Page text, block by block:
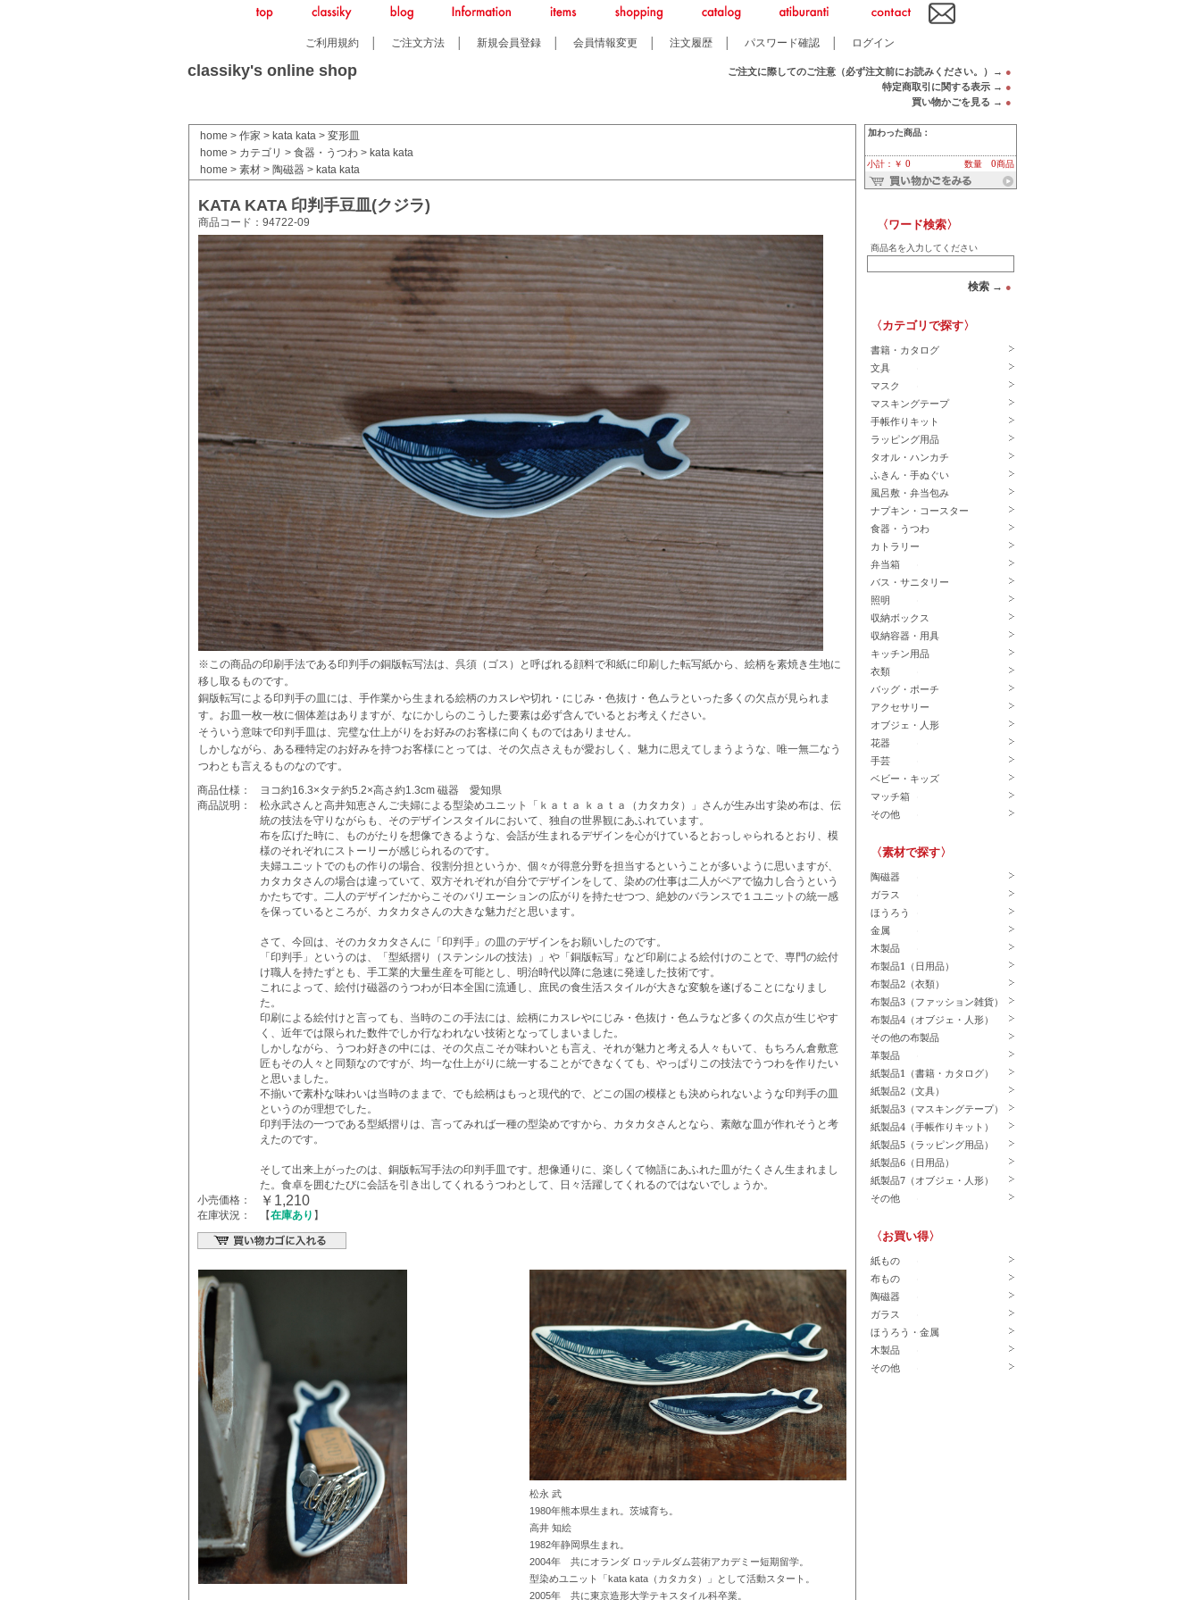
ご利用規約 ご注文方法 新規会員登録 会員情報変更 注文履歴 パスワード確認 ログイン
classiky's online shop ご注文に際してのご注意（必ず注文前にお読みください。）→ ●
特定商取引に関する表示 → ●
買い物かごを見る → ●
home > 作家 > kata kata> 変形皿
home > カテゴリ > 食器・うつわ> kata kata
home > 素材> 陶磁器> kata kata
KATA KATA 印判手豆皿(クジラ)
商品コード：94722-09
※この商品の印刷手法である印判手の銅版転写法は、呉須（ゴス）と呼ばれる顔料で和紙に印刷した転写紙から、絵柄を素焼き生地に
移し取るものです。
銅版転写による印判手の皿には、手作業から生まれる絵柄のカスレや切れ・にじみ・色抜け・色ムラといった多くの欠点が見られま
す。お皿一枚一枚に個体差はありますが、なにかしらのこうした要素は必ず含んでいるとお考えください。
そういう意味で印判手皿は、完璧な仕上がりをお好みのお客様に向くものではありません。
しかしながら、ある種特定のお好みを持つお客様にとっては、その欠点さえもが愛おしく、魅力に思えてしまうような、唯一無二なう
つわとも言えるものなのです。
商品仕様：
ヨコ約16.3×タテ約5.2×高さ約1.3cm 磁器 愛知県
商品説明：
松永武さんと高井知恵さんご夫婦による型染めユニット「ｋａｔａ ｋａｔａ（カタカタ）」さんが生み出す染め布は、伝
統の技法を守りながらも、そのデザインスタイルにおいて、独自の世界観にあふれています。
布を広げた時に、ものがたりを想像できるような、会話が生まれるデザインを心がけているとおっしゃられるとおり、模
様のそれぞれにストーリーが感じられるのです。
夫婦ユニットでのもの作りの場合、役割分担というか、個々が得意分野を担当するということが多いように思いますが、
カタカタさんの場合は違っていて、双方それぞれが自分でデザインをして、染めの仕事は二人がペアで協力し合うという
かたちです。二人のデザインだからこそのバリエーションの広がりを持たせつつ、絶妙のバランスで１ユニットの統一感
を保っているところが、カタカタさんの大きな魅力だと思います。
さて、今回は、そのカタカタさんに「印判手」の皿のデザインをお願いしたのです。
「印判手」というのは、「型紙摺り（ステンシルの技法）」や「銅版転写」など印刷による絵付けのことで、専門の絵付
け職人を持たずとも、手工業的大量生産を可能とし、明治時代以降に急速に発達した技術です。
これによって、絵付け磁器のうつわが日本全国に流通し、庶民の食生活スタイルが大きな変貌を遂げることになりまし
た。
印刷による絵付けと言っても、当時のこの手法には、絵柄にカスレやにじみ・色抜け・色ムラなど多くの欠点が生じやす
く、近年では限られた数件でしか行なわれない技術となってしまいました。
しかしながら、うつわ好きの中には、その欠点こそが味わいとも言え、それが魅力と考える人々もいて、もちろん倉敷意
匠もその人々と同類なのですが、均一な仕上がりに統一することができなくても、やっぱりこの技法でうつわを作りたい
と思いました。
不揃いで素朴な味わいは当時のままで、でも絵柄はもっと現代的で、どこの国の模様とも決められないような印判手の皿
というのが理想でした。
印判手法の一つである型紙摺りは、言ってみれば一種の型染めですから、カタカタさんとなら、素敵な皿が作れそうと考
えたのです。
そして出来上がったのは、銅版転写手法の印判手皿です。想像通りに、楽しくて物語にあふれた皿がたくさん生まれまし
た。食卓を囲むたびに会話を引き出してくれるうつわとして、日々活躍してくれるのではないでしょうか。
小売価格：
￥1,210
在庫状況： 【在庫あり 】
松永 武
1980年熊本県生まれ。茨城育ち。
高井 知絵
1982年静岡県生まれ。
2004年 共にオランダ ロッテルダム芸術アカデミー短期留学。
型染めユニット「kata kata（カタカタ）」として活動スタート。
2005年 共に東京造形大学テキスタイル科卒業。
加わった商品：
小計：￥ 0 数量 0商品
〈ワード検索〉
商品名を入力してください
検索 → ●
〈カテゴリで探す〉
書籍・カタログ
文具
マスク
マスキングテープ
手帳作りキット
ラッピング用品
タオル・ハンカチ
ふきん・手ぬぐい
風呂敷・弁当包み
ナプキン・コースター
食器・うつわ
カトラリー
弁当箱
バス・サニタリー
照明
収納ボックス
収納容器・用具
キッチン用品
衣類
バッグ・ポーチ
アクセサリー
オブジェ・人形
花器
手芸
ベビー・キッズ
マッチ箱
その他
〈素材で探す〉
陶磁器
ガラス
ほうろう
金属
木製品
布製品1（日用品）
布製品2（衣類）
布製品3（ファッション雑貨）
布製品4（オブジェ・人形）
その他の布製品
革製品
紙製品1（書籍・カタログ）
紙製品2（文具）
紙製品3（マスキングテープ）
紙製品4（手帳作りキット）
紙製品5（ラッピング用品）
紙製品6（日用品）
紙製品7（オブジェ・人形）
その他
〈お買い得〉
紙もの
布もの
陶磁器
ガラス
ほうろう・金属
木製品
その他